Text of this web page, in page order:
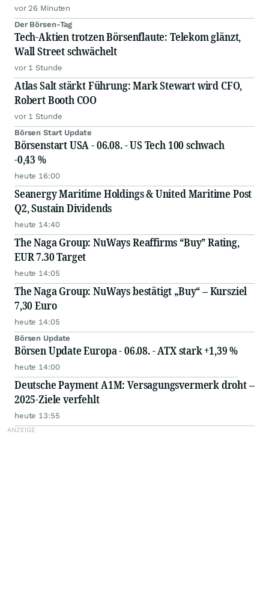
vor 26 Minuten
Der Börsen-Tag
Tech-Aktien trotzen Börsenflaute: Telekom glänzt,
Wall Street schwächelt
vor 1 Stunde
Atlas Salt stärkt Führung: Mark Stewart wird CFO,
Robert Booth COO
vor 1 Stunde
Börsen Start Update
Börsenstart USA - 06.08. - US Tech 100 schwach
-0,43 %
heute 16:00
Seanergy Maritime Holdings & United Maritime Post
Q2, Sustain Dividends
heute 14:40
The Naga Group: NuWays Reaffirms “Buy” Rating,
EUR 7.30 Target
heute 14:05
The Naga Group: NuWays bestätigt „Buy“ – Kursziel
7,30 Euro
heute 14:05
Börsen Update
Börsen Update Europa - 06.08. - ATX stark +1,39 %
heute 14:00
Deutsche Payment A1M: Versagungsvermerk droht –
2025-Ziele verfehlt
heute 13:55